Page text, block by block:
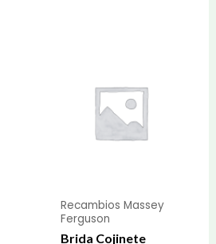
Recambios Massey
Ferguson
Brida Cojinete